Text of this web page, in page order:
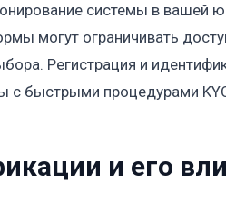
системы в вашей
могут ограничивать
Регистрация и
с быстрыми процедурами
и его